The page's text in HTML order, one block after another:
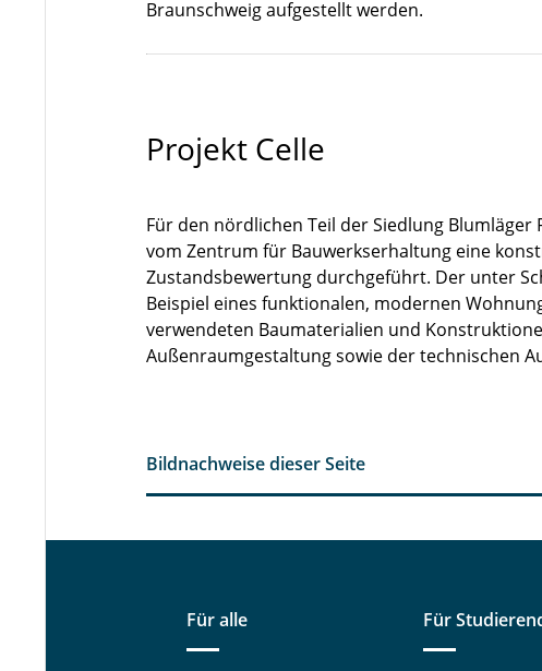
Braunschweig aufgestellt werden.
Projekt Celle
Für den nördlichen Teil der Siedlung
vom Zentrum für Bauwerkserhaltung eine
Zustandsbewertung durchgeführt. Der unter
Beispiel eines funktionalen, modernen
verwendeten Baumaterialien und
Außenraumgestaltung sowie der technischen
Bildnachweise dieser Seite
Für alle Für